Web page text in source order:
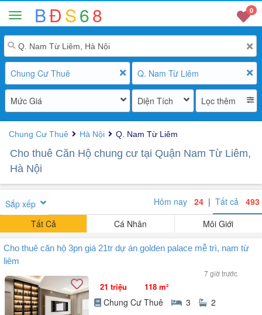
BĐS68 0
Chung Cư Thuê Q. Nam Từ Liêm
Mức Giá Diện Tích Lọc thêm
Chung Cư Thuê Hà Nội Q. Nam Từ Liêm
Cho thuê Căn Hộ chung cư tại Quận Nam Từ Liêm,
Hà Nội
Sắp xếp Hôm nay 24 | Tất cả 493
Tất Cả
Cá Nhân Môi Giới
Cho thuê căn hộ 3pn giá 21tr dự án golden palace mễ trì, nam từ
liêm
7 giờ trước
21 triệu 118 m²
Chung Cư Thuê 3 2